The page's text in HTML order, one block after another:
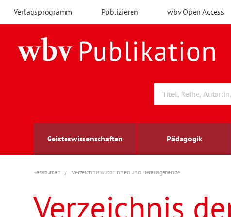
Verlagsprogramm Publizieren wbv Open Access
Geisteswissenschaften Pädagogik
Archäologie
Berufs- und Wirtschaftspädagogik
Arbeitsmarktforschung
Außenwirtschaft
berufsbildung
Ressourcen Verzeichnis Autor:innen und Herausgebende
Verzeichnis